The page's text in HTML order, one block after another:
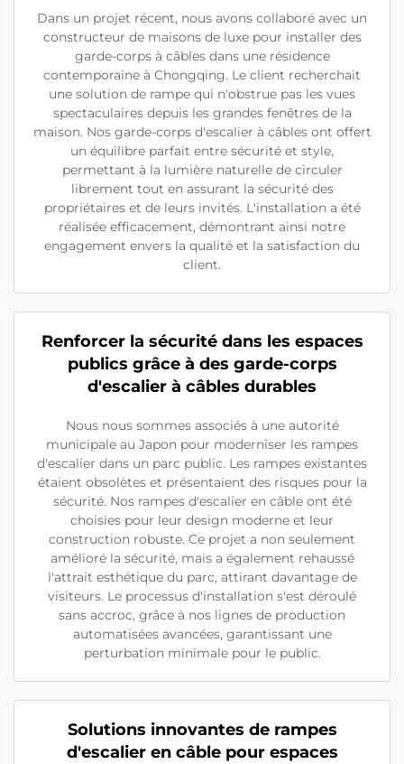
Dans un projet récent, nous avons collaboré avec un
constructeur de maisons de luxe pour installer des
garde-corps à câbles dans une résidence
contemporaine à Chongqing. Le client recherchait
une solution de rampe qui n'obstrue pas les vues
spectaculaires depuis les grandes fenêtres de la
maison. Nos garde-corps d'escalier à câbles ont offert
un équilibre parfait entre sécurité et style,
permettant à la lumière naturelle de circuler
librement tout en assurant la sécurité des
propriétaires et de leurs invités. L'installation a été
réalisée efficacement, démontrant ainsi notre
engagement envers la qualité et la satisfaction du
client.
Renforcer la sécurité dans les espaces
publics grâce à des garde-corps
d'escalier à câbles durables
Nous nous sommes associés à une autorité
municipale au Japon pour moderniser les rampes
d'escalier dans un parc public. Les rampes existantes
étaient obsolètes et présentaient des risques pour la
sécurité. Nos rampes d'escalier en câble ont été
choisies pour leur design moderne et leur
construction robuste. Ce projet a non seulement
amélioré la sécurité, mais a également rehaussé
l'attrait esthétique du parc, attirant davantage de
visiteurs. Le processus d'installation s'est déroulé
sans accroc, grâce à nos lignes de production
automatisées avancées, garantissant une
perturbation minimale pour le public.
Solutions innovantes de rampes
d'escalier en câble pour espaces